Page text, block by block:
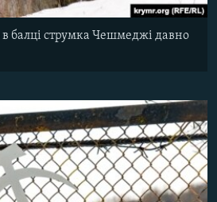
в балці струмка Чешмеджі давно